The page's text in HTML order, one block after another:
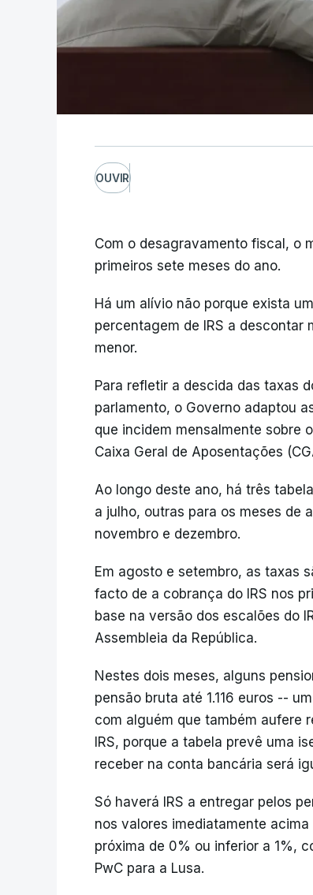
OUVIR
Com o desagravamento fiscal, o
primeiros sete meses do ano.
Há um alívio não porque exista
percentagem de IRS a descontar
menor.
Para refletir a descida das taxas
parlamento, o Governo adaptou
que incidem mensalmente sobre
Caixa Geral de Aposentações
Ao longo deste ano, há três
a julho, outras para os meses de
novembro e dezembro.
Em agosto e setembro, as taxas
facto de a cobrança do IRS nos
base na versão dos escalões do
Assembleia da República.
Nestes dois meses, alguns
pensão bruta até 1.116 euros --
com alguém que também aufere
IRS, porque a tabela prevê uma
receber na conta bancária será
Só haverá IRS a entregar pelos
nos valores imediatamente
próxima de 0% ou inferior a 1%,
PwC para a Lusa.